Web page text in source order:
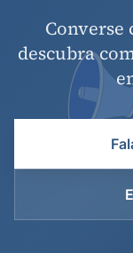
Converse
descubra